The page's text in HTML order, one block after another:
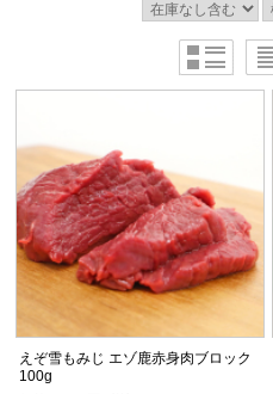
えぞ雪もみじ エゾ鹿赤身肉ブロック
100g